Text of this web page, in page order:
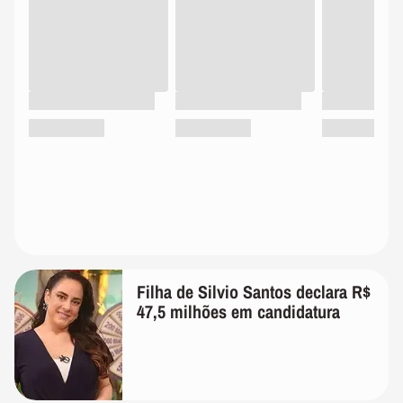
Filha de Silvio Santos declara R$
47,5 milhões em candidatura